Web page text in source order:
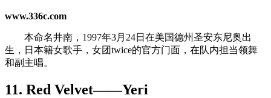
www.336c.com
本命名井南，1997年3月24日在美国德州圣安东尼奥出
生，日本籍女歌手，女团twice的官方门面，在队内担当领舞
和副主唱。
11. Red Velvet——Yeri